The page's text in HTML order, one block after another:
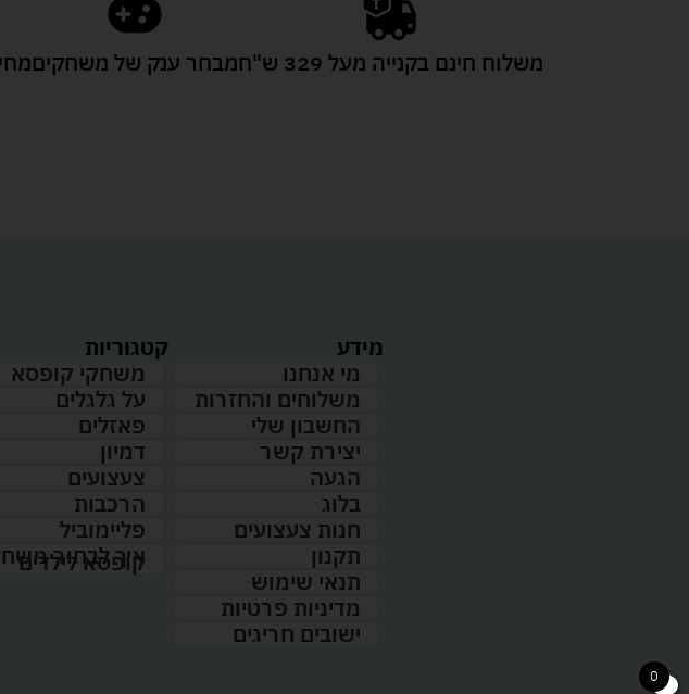
משלוח חינם בקנייה מעל 329 ש"ח מבחר ענק של משחקים
מידע
מי אנחנו
משלוחים והחזרות
החשבון שלי
יצירת קשר
הגעה
בלוג
חנות צעצועים
תקנון
תנאי שימוש
מדיניות פרטיות
ישובים חריגים
קטגוריות
משחקי קופסא
על גלגלים
פאזלים
דמיון
צעצועים
הרכבות
פליימוביל
איך לבחור
קופסא לילדים
0